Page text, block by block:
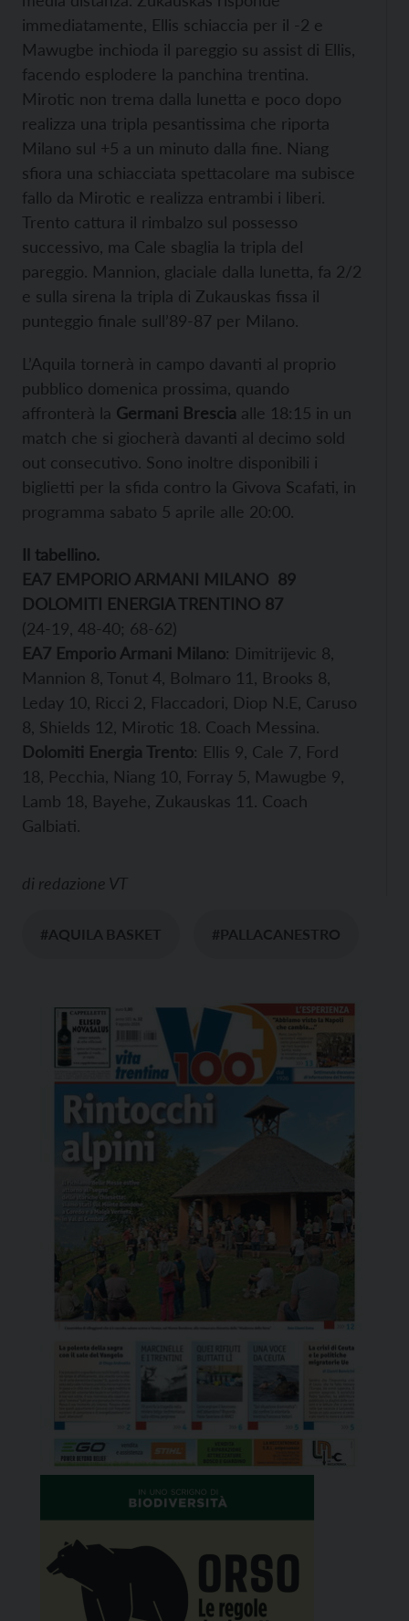
immediatamente, Ellis schiaccia per il -2 e
Mawugbe inchioda il pareggio su assist di Ellis,
facendo esplodere la panchina trentina.
Mirotic non trema dalla lunetta e poco dopo
realizza una tripla pesantissima che riporta
Milano sul +5 a un minuto dalla fine. Niang
sfiora una schiacciata spettacolare ma subisce
fallo da Mirotic e realizza entrambi i liberi.
Trento cattura il rimbalzo sul possesso
successivo, ma Cale sbaglia la tripla del
pareggio. Mannion, glaciale dalla lunetta, fa 2/2
e sulla sirena la tripla di Zukauskas fissa il
punteggio finale sull’89-87 per Milano.
L’Aquila tornerà in campo davanti al proprio
pubblico domenica prossima, quando
affronterà la Germani Brescia alle 18:15 in un
match che si giocherà davanti al decimo sold
out consecutivo. Sono inoltre disponibili i
biglietti per la sfida contro la Givova Scafati, in
programma sabato 5 aprile alle 20:00.
Il tabellino.
EA7 EMPORIO ARMANI MILANO 89
DOLOMITI ENERGIA TRENTINO 87
(24-19, 48-40; 68-62)
EA7 Emporio Armani Milano: Dimitrijevic 8,
Mannion 8, Tonut 4, Bolmaro 11, Brooks 8,
Leday 10, Ricci 2, Flaccadori, Diop N.E, Caruso
8, Shields 12, Mirotic 18. Coach Messina.
Dolomiti Energia Trento: Ellis 9, Cale 7, Ford
18, Pecchia, Niang 10, Forray 5, Mawugbe 9,
Lamb 18, Bayehe, Zukauskas 11. Coach
Galbiati.
di redazione VT
#AQUILA BASKET #PALLACANESTRO